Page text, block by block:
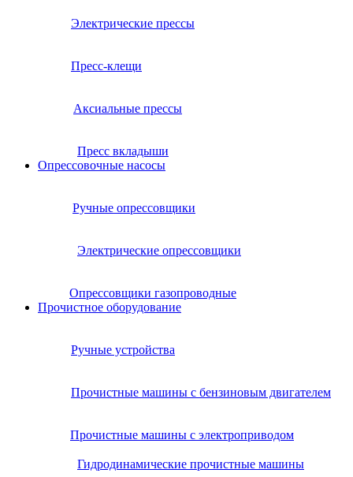
Электрические прессы
Пресс-клещи
Аксиальные прессы
Пресс вкладыши
Опрессовочные насосы
Ручные опрессовщики
Электрические опрессовщики
Опрессовщики газопроводные
Прочистное оборудование
Ручные устройства
Прочистные машины с бензиновым двигателем
Прочистные машины с электроприводом
Гидродинамические прочистные машины